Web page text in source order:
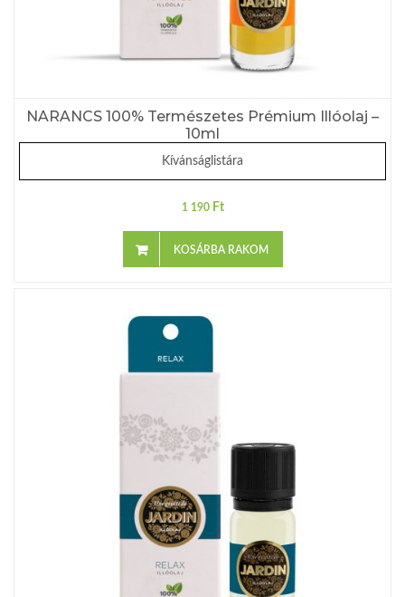
NARANCS 100% Természetes Prémium Illóolaj –
10ml
Kívánságlistára
1 190 Ft
KOSÁRBA RAKOM